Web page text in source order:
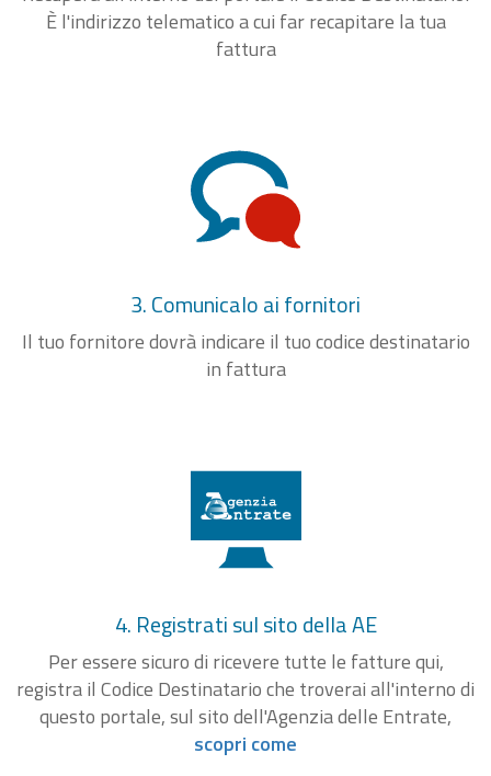
È l'indirizzo telematico a cui far recapitare la tua
fattura
3. Comunicalo ai fornitori
Il tuo fornitore dovrà indicare il tuo codice destinatario
in fattura
4. Registrati sul sito della AE
Per essere sicuro di ricevere tutte le fatture qui,
registra il Codice Destinatario che troverai all'interno di
questo portale, sul sito dell'Agenzia delle Entrate,
scopri come